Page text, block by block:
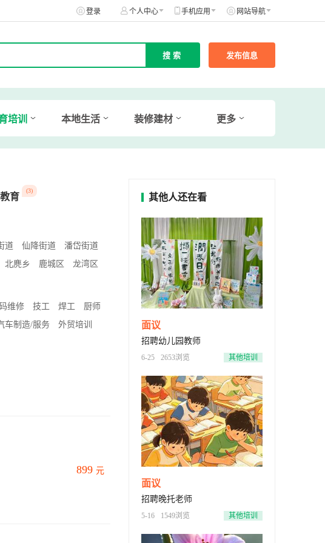
登录 个人中心 手机应用 网站导航
发布信息
培训 本地生活 装修建材 更多
育
(3)
道 仙降街道
潘岱街道
北麂乡 鹿城区
龙湾区
维修 技工 焊工
厨师
车制造/服务
外贸培训
899 元
其他人还在看
面议
招聘幼儿园教师
6-25 2653浏览 其他培训
面议
招聘晚托老师
5-16 1549浏览 其他培训